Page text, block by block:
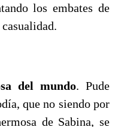
los embates de
del mundo. Pude
que no siendo por
de Sabina, se